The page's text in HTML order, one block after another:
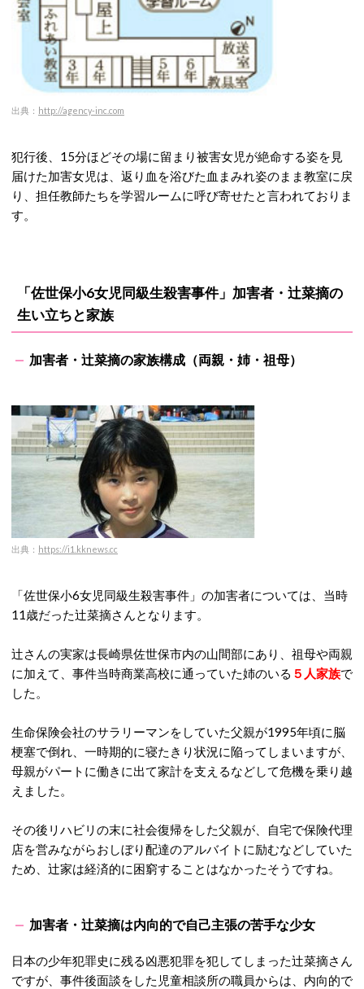
出典： http://agency-inc.com
犯行後、15分ほどその場に留まり被害女児が絶命する姿を見
届けた加害女児は、返り血を浴びた血まみれ姿のまま教室に戻
り、担任教師たちを学習ルームに呼び寄せたと言われておりま
す。
「佐世保小6女児同級生殺害事件」加害者・辻菜摘の
生い立ちと家族
加害者・辻菜摘の家族構成（両親・姉・祖母）
出典： https://i1.kknews.cc
「佐世保小6女児同級生殺害事件」の加害者については、当時
11歳だった辻菜摘さんとなります。
辻さんの実家は長崎県佐世保市内の山間部にあり、祖母や両親
に加えて、事件当時商業高校に通っていた姉のいる ５人家族で
した。
生命保険会社のサラリーマンをしていた父親が1995年頃に脳
梗塞で倒れ、一時期的に寝たきり状況に陥ってしまいますが、
母親がパートに働きに出て家計を支えるなどして危機を乗り越
えました。
その後リハビリの末に社会復帰をした父親が、自宅で保険代理
店を営みながらおしぼり配達のアルバイトに励むなどしていた
ため、辻家は経済的に困窮することはなかったそうですね。
加害者・辻菜摘は内向的で自己主張の苦手な少女
日本の少年犯罪史に残る凶悪犯罪を犯してしまった辻菜摘さん
ですが、事件後面談をした児童相談所の職員からは、内向的で